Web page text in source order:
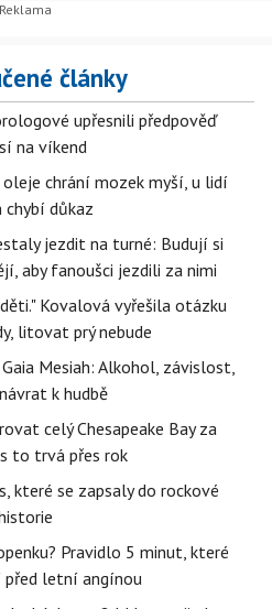
články
upřesnili předpověď
na víkend
chrání mozek myší, u lidí
důkaz
jezdit na turné: Budují si
aby fanoušci jezdili za nimi
Kovalová vyřešila otázku
litovat prý nebude
Mesiah: Alkohol, závislost,
k hudbě
celý Chesapeake Bay za
to trvá přes rok
které se zapsaly do rockové
Pravidlo 5 minut, které
před letní angínou